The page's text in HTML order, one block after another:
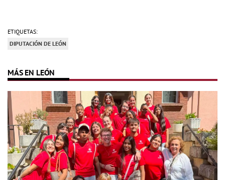
ETIQUETAS:
DIPUTACIÓN DE LEÓN
MÁS EN LEÓN